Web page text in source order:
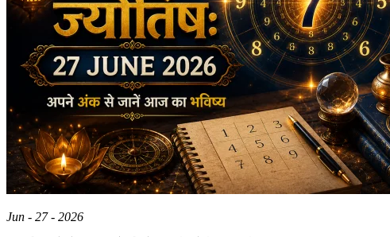
Jun - 27 - 2026